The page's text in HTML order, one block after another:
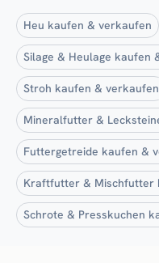
Heu kaufen & verkaufen
Silage & Heulage kaufen
Stroh kaufen & verkaufen
Mineralfutter &
Futtergetreide kaufen &
Kraftfutter & Mischfutter
Schrote & Presskuchen